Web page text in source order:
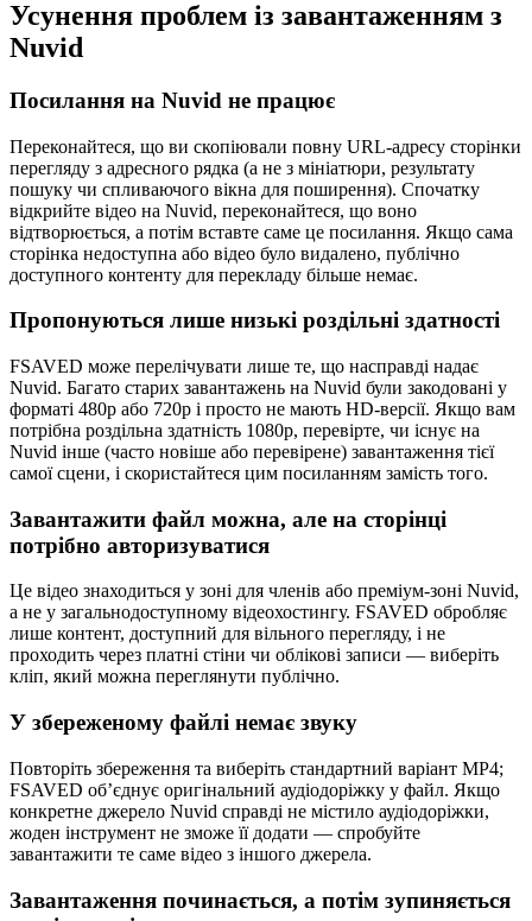
Усунення проблем із завантаженням з
Nuvid
Посилання на Nuvid не працює
Переконайтеся, що ви скопіювали повну URL-адресу сторінки
перегляду з адресного рядка (а не з мініатюри, результату
пошуку чи спливаючого вікна для поширення). Спочатку
відкрийте відео на Nuvid, переконайтеся, що воно
відтворюється, а потім вставте саме це посилання. Якщо сама
сторінка недоступна або відео було видалено, публічно
доступного контенту для перекладу більше немає.
Пропонуються лише низькі роздільні здатності
FSAVED може перелічувати лише те, що насправді надає
Nuvid. Багато старих завантажень на Nuvid були закодовані у
форматі 480p або 720p і просто не мають HD-версії. Якщо вам
потрібна роздільна здатність 1080p, перевірте, чи існує на
Nuvid інше (часто новіше або перевірене) завантаження тієї
самої сцени, і скористайтеся цим посиланням замість того.
Завантажити файл можна, але на сторінці
потрібно авторизуватися
Це відео знаходиться у зоні для членів або преміум-зоні Nuvid,
а не у загальнодоступному відеохостингу. FSAVED обробляє
лише контент, доступний для вільного перегляду, і не
проходить через платні стіни чи облікові записи — виберіть
кліп, який можна переглянути публічно.
У збереженому файлі немає звуку
Повторіть збереження та виберіть стандартний варіант MP4;
FSAVED об’єднує оригінальний аудіодоріжку у файл. Якщо
конкретне джерело Nuvid справді не містило аудіодоріжки,
жоден інструмент не зможе її додати — спробуйте
завантажити те саме відео з іншого джерела.
Завантаження починається, а потім зупиняється